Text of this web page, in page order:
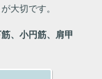
大切です。
、小円筋、肩甲